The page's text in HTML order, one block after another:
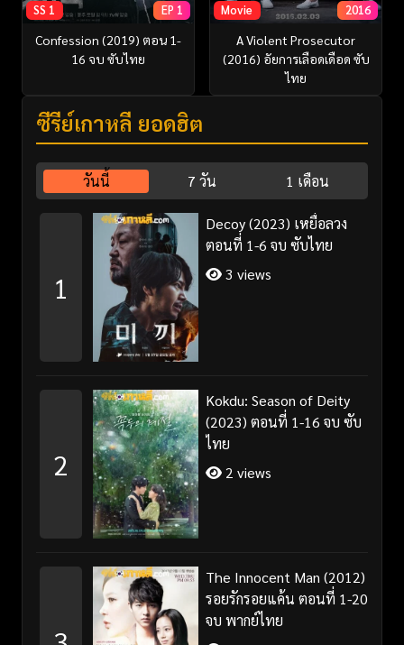
SS 1 EP 1
Confession (2019) ตอน 1-
16 จบ ซับไทย
Movie 2016
A Violent Prosecutor
(2016) อัยการเลือดเดือด ซับ
ไทย
ซีรี่ย์เกาหลี ยอดฮิต
วันนี้ 7 วัน 1 เดือน
1
Decoy (2023) เหยื่อลวง
ตอนที่ 1-6 จบ ซับไทย
3 views
2
Kokdu: Season of Deity
(2023) ตอนที่ 1-16 จบ ซับ
ไทย
2 views
The Innocent Man (2012)
รอยรักรอยแค้น ตอนที่ 1-20
จบ พากย์ไทย